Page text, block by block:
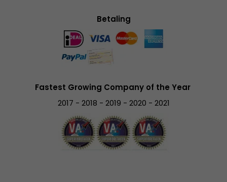
Betaling
Fastest Growing Company of the Year
2017 - 2018 - 2019 - 2020 - 2021